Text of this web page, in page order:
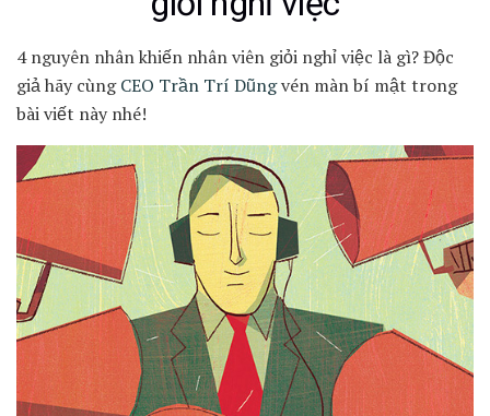
4 nguyên nhân khiến nhân viên giỏi nghỉ việc là gì? Độc
giả hãy cùngCEO Trần Trí Dũngvén màn bí mật trong
bài viết này nhé!